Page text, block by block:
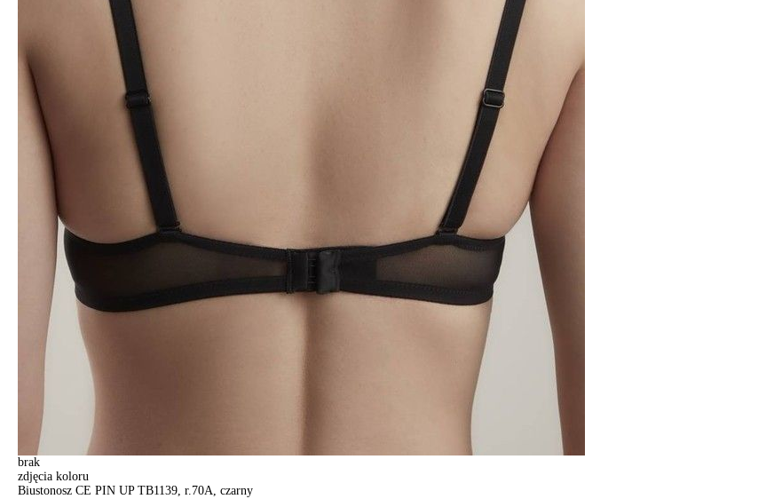
brak
zdjęcia koloru
Biustonosz CE PIN UP TB1139, r.70A, czarny